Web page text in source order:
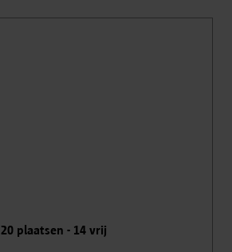
20plaatsen - 14vrij